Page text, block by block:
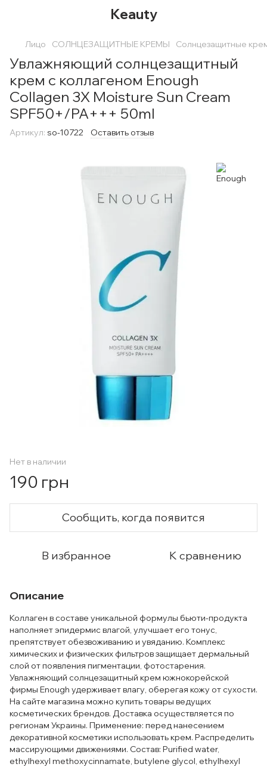
Keauty
Лицо СОЛНЦЕЗАЩИТНЫЕ КРЕМЫ Солнцезащитные
Увлажняющий солнцезащитный
крем с коллагеном Enough
Collagen 3Х Moisture Sun Cream
SPF50+/PA+++ 50ml
Артикул: so-10722 Оставить отзыв
Нет в наличии
190 грн
Сообщить, когда появится
В избранное К сравнению
Описание
Коллаген в составе уникальной формулы бьюти-продукта
наполняет эпидермис влагой, улучшает его тонус,
препятствует обезвоживанию и увяданию. Комплекс
химических и физических фильтров защищает дермальный
слой от появления пигментации, фотостарения.
Увлажняющий солнцезащитный крем южнокорейской
фирмы Enough удерживает влагу, оберегая кожу от сухости.
На сайте магазина можно купить товары ведущих
косметических брендов. Доставка осуществляется по
регионам Украины. Применение: перед нанесением
декоративной косметики использовать крем. Распределить
массирующими движениями. Состав: Purified water,
ethylhexyl methoxycinnamate, butylene glycol, ethylhexyl